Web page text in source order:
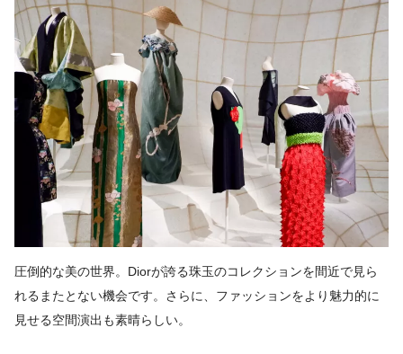
圧倒的な美の世界。Diorが誇る珠玉のコレクションを間近で見ら
れるまたとない機会です。さらに、ファッションをより魅力的に
見せる空間演出も素晴らしい。